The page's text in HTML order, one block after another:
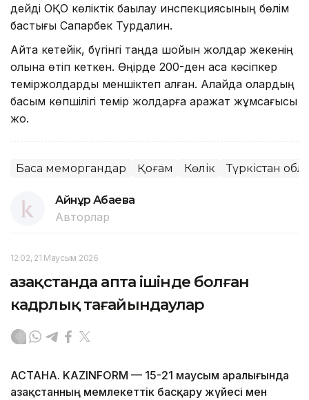
дейді ОҚО көліктік бақылау инспекциясының бөлім
бастығы Сапарбек Турдалин.
Айта кетейік, бүгінгі таңда шойын жолдар жекенің
қолына өтіп кеткен. Өңірде 200-ден аса кәсіпкер
теміржолдарды меншіктеп алған. Алайда олардың
басым көпшілігі темір жолдарға қаражат жұмсағысы
жоқ.
Басқа меморгандар Қоғам Көлік Түркістан
Айнұр Ақбаева
Авторлар
12:02, 21 Маусым 2026
Қазақстанда апта ішінде болған
кадрлық тағайындаулар
АСТАНА. KAZINFORM — 15-21 маусым аралығында
Қазақстанның мемлекеттік басқару жүйесі мен